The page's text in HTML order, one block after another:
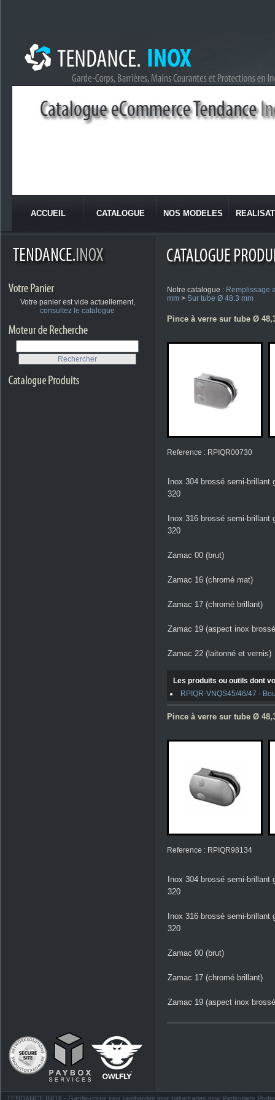
ACCUEIL CATALOGUE NOS MODELES
Votre panier est vide actuellement,
consultez le catalogue
Notre catalogue : Remplissage
mm > Sur tube Ø 48.3 mm
Pince à verre sur tube Ø
Reference : RPIQR00730
Inox 304 brossé semi-brillant
320
Inox 316 brossé semi-brillant
320
Zamac 00 (brut)
Zamac 16 (chromé mat)
Zamac 17 (chromé brillant)
Zamac 19 (aspect inox
Zamac 22 (laitonné et vernis)
Les produits ou outils dont
RPIQR-VNQS45/46/47 -
Pince à verre sur tube Ø
Reference : RPIQR98134
Inox 304 brossé semi-brillant
320
Inox 316 brossé semi-brillant
320
Zamac 00 (brut)
Zamac 17 (chromé brillant)
Zamac 19 (aspect inox
TENDANCE INOX - Garde-corps inox rambardes inox balustrades inox Particuliers